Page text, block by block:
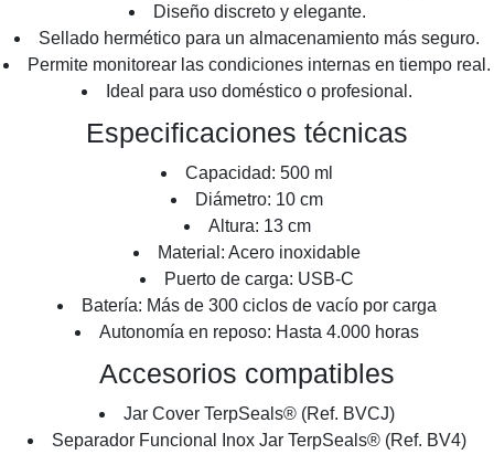
Diseño discreto y elegante.
Sellado hermético para un almacenamiento más seguro.
Permite monitorear las condiciones internas en tiempo real.
Ideal para uso doméstico o profesional.
Especificaciones técnicas
Capacidad: 500 ml
Diámetro: 10 cm
Altura: 13 cm
Material: Acero inoxidable
Puerto de carga: USB-C
Batería: Más de 300 ciclos de vacío por carga
Autonomía en reposo: Hasta 4.000 horas
Accesorios compatibles
Jar Cover TerpSeals® (Ref. BVCJ)
Separador Funcional Inox Jar TerpSeals® (Ref. BV4)